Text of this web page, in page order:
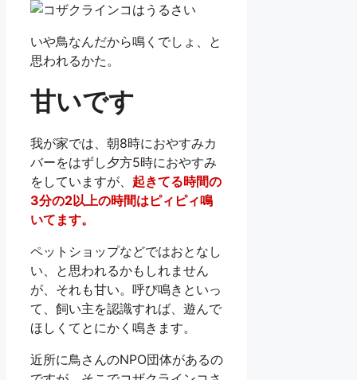
いや鳥なんだから鳴くでしょ、と
思われるかた。
甘いです
我が家では、朝8時におやすみカ
バーをはずし夕方5時におやすみ
をしていますが、 起きてる時間の
3分の2以上の時間はピィピィ鳴
いてます。
ペットショップなどではおとなし
い、と思われるかもしれません
が、それも甘い。呼び鳴きといっ
て、飼い主を認識すれば、遊んで
ほしくてとにかく鳴きます。
近所に鳥さんのNPO団体があるの